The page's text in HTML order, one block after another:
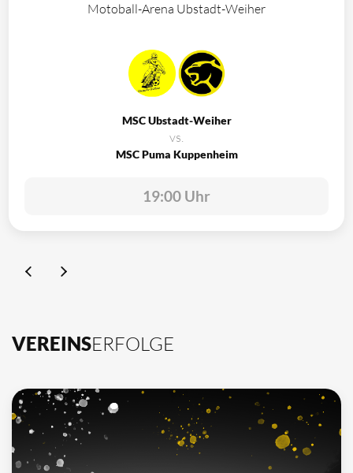
Motoball-Arena Ubstadt-Weiher
MSC Ubstadt-Weiher
vs.
MSC Puma Kuppenheim
19:00 Uhr
VEREINSERFOLGE